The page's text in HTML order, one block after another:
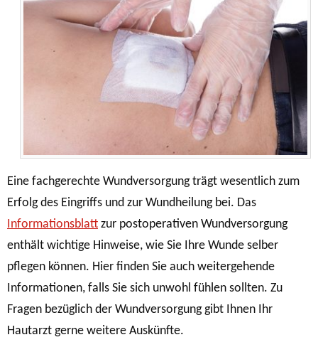
Eine fachgerechte Wundversorgung trägt wesentlich zum
Erfolg des Eingriffs und zur Wundheilung bei. Das
Informationsblatt zur postoperativen Wundversorgung
enthält wichtige Hinweise, wie Sie Ihre Wunde selber
pflegen können. Hier finden Sie auch weitergehende
Informationen, falls Sie sich unwohl fühlen sollten. Zu
Fragen bezüglich der Wundversorgung gibt Ihnen Ihr
Hautarzt gerne weitere Auskünfte.